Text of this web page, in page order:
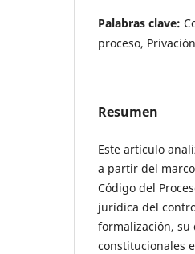
Palabras clave:
proceso,
Resumen
Este artículo
a partir del
Código del
jurídica del
formalización, su
constitucionales